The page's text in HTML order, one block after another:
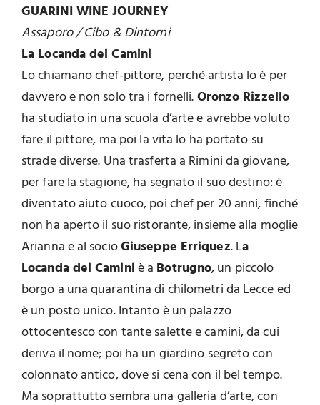
GUARINI WINE JOURNEY
Assaporo / Cibo & Dintorni
La Locanda dei Camini
Lo chiamano chef-pittore, perché artista lo è per
davvero e non solo tra i fornelli.Oronzo Rizzello
ha studiato in una scuola d’arte e avrebbe voluto
fare il pittore, ma poi la vita lo ha portato su
strade diverse. Una trasferta a Rimini da giovane,
per fare la stagione, ha segnato il suo destino: è
diventato aiuto cuoco, poi chef per 20 anni, finché
non ha aperto il suo ristorante, insieme alla moglie
Arianna e al socioGiuseppe Erriquez. La
Locanda dei Caminiè a Botrugno, un piccolo
borgo a una quarantina di chilometri da Lecce ed
è un posto unico. Intanto è un palazzo
ottocentesco con tante salette e camini, da cui
deriva il nome; poi ha un giardino segreto con
colonnato antico, dove si cena con il bel tempo.
Ma soprattutto sembra una galleria d’arte, con